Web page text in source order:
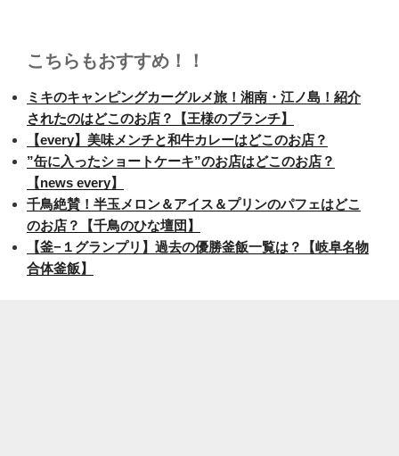
こちらもおすすめ！！
ミキのキャンピングカーグルメ旅！湘南・江ノ島！紹介
されたのはどこのお店？【王様のブランチ】
【every】美味メンチと和牛カレーはどこのお店？
”缶に入ったショートケーキ”のお店はどこのお店？
【news every】
千鳥絶賛！半玉メロン＆アイス＆プリンのパフェはどこ
のお店？【千鳥のひな壇団】
【釜−１グランプリ】過去の優勝釜飯一覧は？【岐阜名物
合体釜飯】